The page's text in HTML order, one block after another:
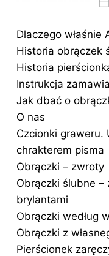
Dlaczego właśnie
Historia obrączek
Historia
Instrukcja
Jak dbać o
O nas
Czcionki graweru.
chrakterem pisma
Obrączki – zwroty
Obrączki ślubne –
brylantami
Obrączki według
Obrączki z
Pierścionek